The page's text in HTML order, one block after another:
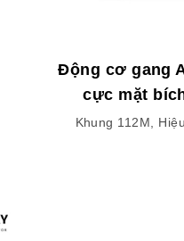
Động cơ gang
cực mặt
Khung 112M,